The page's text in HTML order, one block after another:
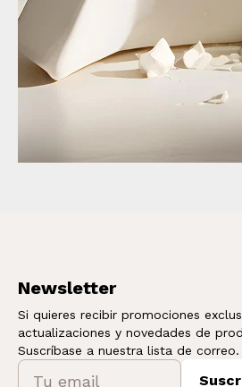
Newsletter
Si quieres recibir promociones
actualizaciones y novedades de
Suscríbase a nuestra lista de correo.